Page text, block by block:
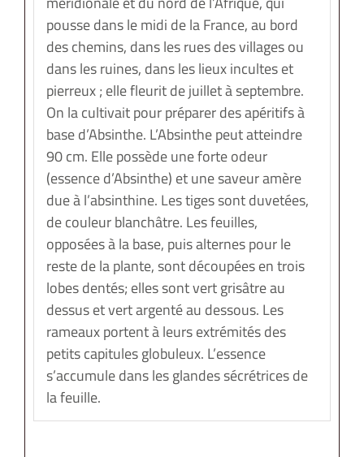
pousse dans le midi de la France, au bord
des chemins, dans les rues des villages ou
dans les ruines, dans les lieux incultes et
pierreux ; elle fleurit de juillet à septembre.
On la cultivait pour préparer des apéritifs à
base d’Absinthe. L’Absinthe peut atteindre
90 cm. Elle possède une forte odeur
(essence d’Absinthe) et une saveur amère
due à l’absinthine. Les tiges sont duvetées,
de couleur blanchâtre. Les feuilles,
opposées à la base, puis alternes pour le
reste de la plante, sont découpées en trois
lobes dentés; elles sont vert grisâtre au
dessus et vert argenté au dessous. Les
rameaux portent à leurs extrémités des
petits capitules globuleux. L’essence
s’accumule dans les glandes sécrétrices de
la feuille.